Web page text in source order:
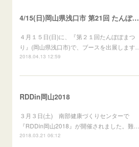
4/15(日)岡山県浅口市 第21回 たんぽぽまつり ブース出展
４月１５日(日)に、『第２１回たんぽぽまつ
り』(岡山県浅口市)で、ブースを出展します…
2018.04.13 12:59
RDDin岡山2018
３月３日(土) 南部健康づくりセンターで
『RDDin岡山2018』が開催されました。難…
2018.03.21 06:12